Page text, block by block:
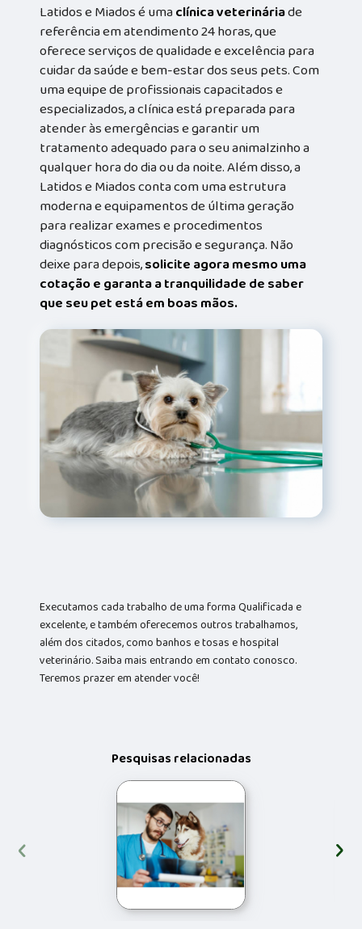
Latidos e Miados é umaclínica veterináriade
referência em atendimento 24 horas, que
oferece serviços de qualidade e excelência para
cuidar da saúde e bem-estar dos seus pets. Com
uma equipe de profissionais capacitados e
especializados, a clínica está preparada para
atender às emergências e garantir um
tratamento adequado para o seu animalzinho a
qualquer hora do dia ou da noite. Além disso, a
Latidos e Miados conta com uma estrutura
moderna e equipamentos de última geração
para realizar exames e procedimentos
diagnósticos com precisão e segurança. Não
deixe para depois,solicite agora mesmo uma
cotação e garanta a tranquilidade de saber
que seu pet está em boas mãos.
Executamos cada trabalho de uma forma Qualificada e
excelente, e também oferecemos outros trabalhamos,
além dos citados, como banhos e tosas e hospital
veterinário. Saiba mais entrando em contato conosco.
Teremos prazer em atender você!
Pesquisas relacionadas
‹ ›